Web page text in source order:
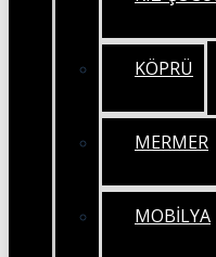
KÖPRÜ
MERMER
MOBİLYA